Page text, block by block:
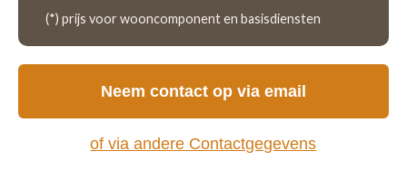
(*) prijs voor wooncomponent en basisdiensten
Neem contact op via email
of via andere Contactgegevens